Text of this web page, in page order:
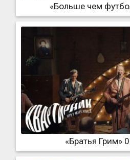
«Больше чем
«Братья Грим»